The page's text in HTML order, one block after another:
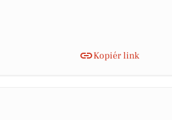
Kopiér link